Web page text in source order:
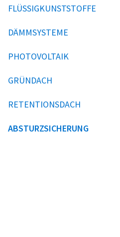
FLÜSSIGKUNSTSTOFFE
DÄMMSYSTEME
PHOTOVOLTAIK
GRÜNDACH
RETENTIONSDACH
ABSTURZSICHERUNG